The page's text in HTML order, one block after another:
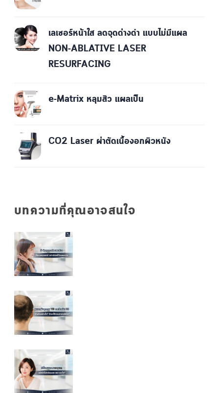
เลเซอร์หน้าใส ลดจุดด่างดำ แบบไม่มีแผล
NON-ABLATIVE LASER
RESURFACING
e-Matrix หลุมสิว แผลเป็น
CO2 Laser ผ่าตัดเนื้องอกผิวหนัง
บทความที่คุณอาจสนใจ